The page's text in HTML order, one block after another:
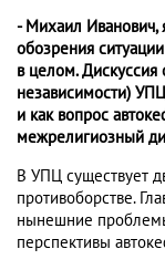
- Михаил Иванович,
обозрения
в целом. Дискуссия
независимости)
и как вопрос
межрелигиозный
В УПЦ существует
противоборстве.
нынешние
перспективы